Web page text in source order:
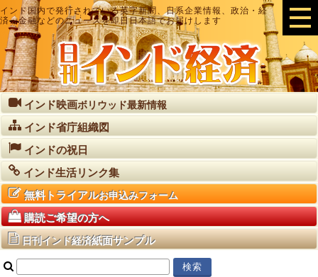
インド国内で発行されている英字新聞、日系企業情報、政治・経
済・金融などのニュースを即日日本語でお届けします
インド映画ボリウッド最新情報
インド省庁組織図
インドの祝日
インド生活リンク集
無料トライアルお申込みフォーム
購読ご希望の方へ
日刊インド経済紙面サンプル